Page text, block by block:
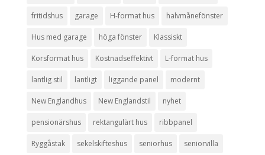
fritidshus garage H-format hus halvmånefönster
Hus med garage höga fönster Klassiskt
Korsformat hus Kostnadseffektivt L-format hus
lantlig stil lantligt liggande panel modernt
New Englandhus New Englandstil nyhet
pensionärshus rektangulärt hus ribbpanel
Ryggåstak sekelskifteshus seniorhus seniorvilla